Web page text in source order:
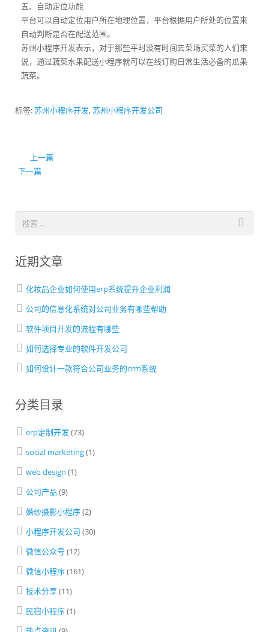
五、自动定位功能
平台可以自动定位用户所在地理位置，平台根据用户所处的位置来
自动判断是否在配送范围。
苏州小程序开发表示，对于那些平时没有时间去菜场买菜的人们来
说，通过蔬菜水果配送小程序就可以在线订购日常生活必备的瓜果
蔬菜。
标签:苏州小程序开发,苏州小程序开发公司
上一篇
下一篇
近期文章
化妆品企业如何使用erp系统提升企业利润
公司的信息化系统对公司业务有哪些帮助
软件项目开发的流程有哪些
如何选择专业的软件开发公司
如何设计一款符合公司业务的crm系统
分类目录
erp定制开发 (73)
social marketing(1)
web design (1)
公司产品 (9)
婚纱摄影小程序(2)
小程序开发公司 (30)
微信公众号(12)
微信小程序(161)
技术分享(11)
民宿小程序(1)